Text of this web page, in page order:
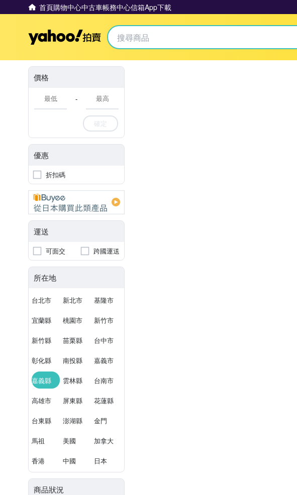
首頁購物中心中古車帳務中心信箱App下載
Yahoo拍賣
價格
-
確定
優惠
折扣碼
運送
可面交 跨國運送
所在地
台北市 新北市 基隆市
宜蘭縣 桃園市 新竹市
新竹縣 苗栗縣 台中市
彰化縣 南投縣 嘉義市
嘉義縣 雲林縣 台南市
高雄市 屏東縣 花蓮縣
台東縣 澎湖縣 金門
馬祖 美國 加拿大
香港 中國 日本
商品狀況